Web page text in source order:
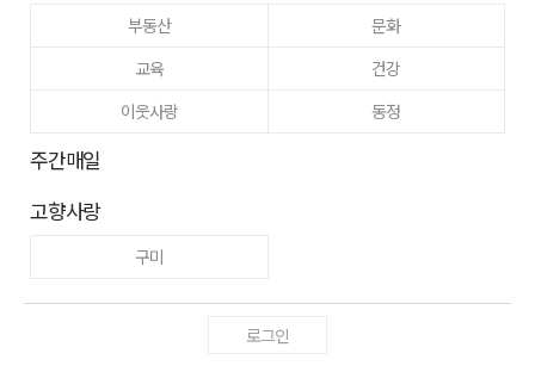
부동산
문화
교육
건강
이웃사랑
동정
주간매일
고향사랑
구미
로그인